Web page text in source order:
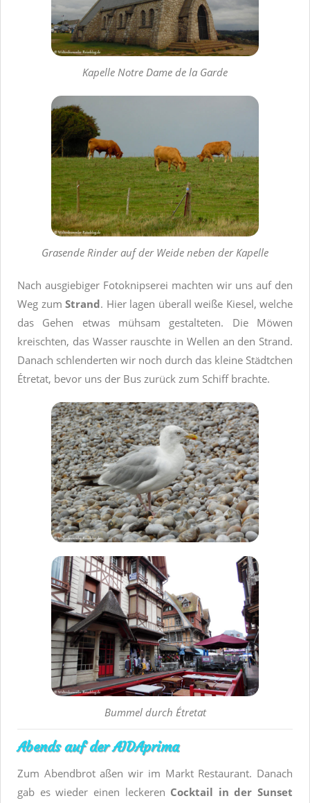
Kapelle Notre Dame de la Garde
Grasende Rinder auf der Weide neben der Kapelle
Nach ausgiebiger Fotoknipserei machten wir uns auf den
Weg zum Strand. Hier lagen überall weiße Kiesel, welche
das Gehen etwas mühsam gestalteten. Die Möwen
kreischten, das Wasser rauschte in Wellen an den Strand.
Danach schlenderten wir noch durch das kleine Städtchen
Étretat, bevor uns der Bus zurück zum Schiff brachte.
Bummel durch Étretat
Abends auf der AIDAprima
Zum Abendbrot aßen wir im Markt Restaurant. Danach
gab es wieder einen leckeren Cocktail in der Sunset